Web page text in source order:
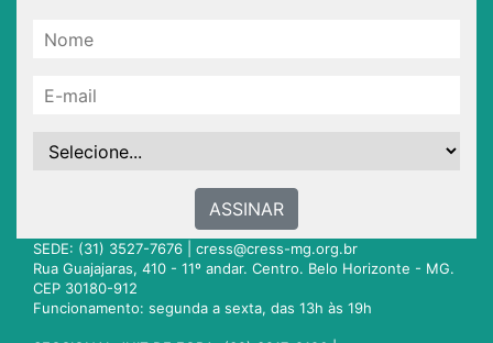
ASSINAR
SEDE: (31) 3527-7676 | cress@cress-mg.org.br
Rua Guajajaras, 410 - 11º andar. Centro. Belo Horizonte - MG.
CEP 30180-912
Funcionamento: segunda a sexta, das 13h às 19h